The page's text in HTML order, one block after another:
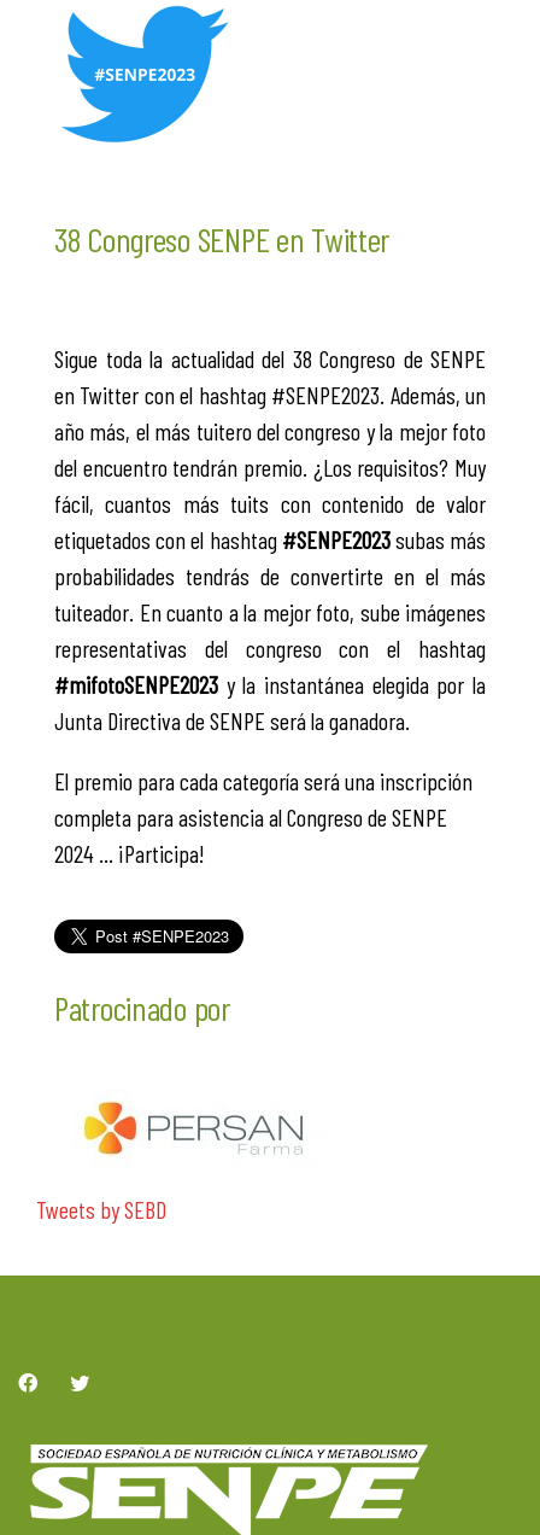
38 Congreso SENPE en Twitter
Sigue toda la actualidad del 38 Congreso de SENPE
en Twitter con el hashtag #SENPE2023. Además, un
año más, el más tuitero del congreso y la mejor foto
del encuentro tendrán premio. ¿Los requisitos? Muy
fácil, cuantos más tuits con contenido de valor
etiquetados con el hashtag #SENPE2023subas más
probabilidades tendrás de convertirte en el más
tuiteador. En cuanto a la mejor foto, sube imágenes
representativas del congreso con el hashtag
#mifotoSENPE2023 y la instantánea elegida por la
Junta Directiva de SENPE será la ganadora.
El premio para cada categoría será una inscripción
completa para asistencia al Congreso de SENPE
2024 … ¡Participa!
Patrocinado por
Tweets by SEBD